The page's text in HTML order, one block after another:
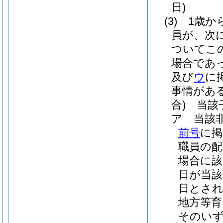
日)
(3)
1歳か
員が、次
ついてこ
場合であ
及びウ に
事情があ
合) 当該
ア
当該
前号に
職員の
場合に
日が当
日とさ
地方等
そのい